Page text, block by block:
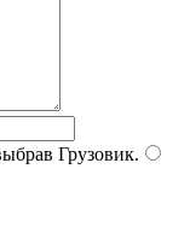
Грузовик.